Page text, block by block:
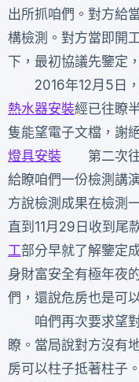
出所抓咱們。對方給
構檢測。對方當即開
下，最初協議先鑒定
2016年12月5日，
熱水器安裝經已往瞭
隻能望電子文檔，謝
燈具安裝第二次往要
給瞭咱們一份檢測講
方說檢測成果在檢測
直到11月29日收到尾
工部分早就了解鑒定
身財富安全有極年夜
們，還說危房也是可
咱們再次要求望對
瞭。當局說對方沒有
房可以柱子抵著柱子